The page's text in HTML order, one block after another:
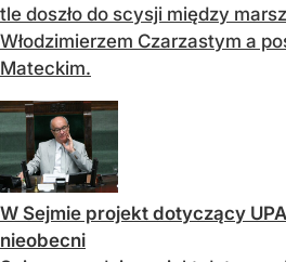
tle doszło do scysji między
Włodzimierzem Czarzastym a
Mateckim.
W Sejmie projekt dotyczący
nieobecni